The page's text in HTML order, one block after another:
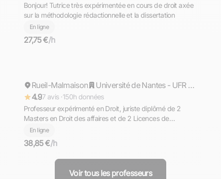
Bonjour! Tutrice très expérimentée en cours de droit axée
sur la méthodologie rédactionnelle et la dissertation
En ligne
27,75 €/h
Répond rapidement
Rueil-Malmaison
Université de Nantes - UFR Droit Economie et Gestion
4.97 avis ·150h données
Professeur expérimenté en Droit, juriste diplômé de 2
Masters en Droit des affaires et de 2 Licences de
l'Université de Nantes et de l'Université de Dschang.
J’enseigne toutes matières du droit privé (civil, pénal,
social) avec méthode et clarté à Paris.
En ligne
38,85 €/h
Voir tous les professeurs